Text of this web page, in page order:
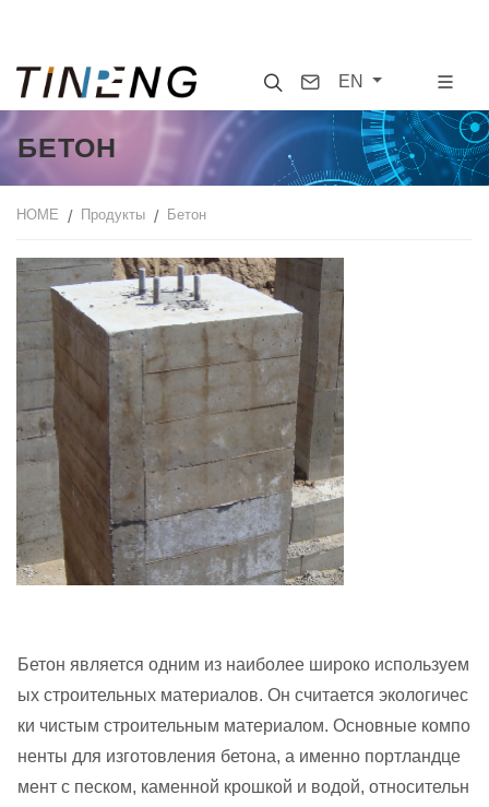
SearchContact
EN
БЕТОН
HOME Продукты Бетон
Бетон является одним из наиболее широко используем
ых строительных материалов. Он считается экологичес
ки чистым строительным материалом. Основные компо
ненты для изготовления бетона, а именно портландце
мент с песком, каменной крошкой и водой, относительн